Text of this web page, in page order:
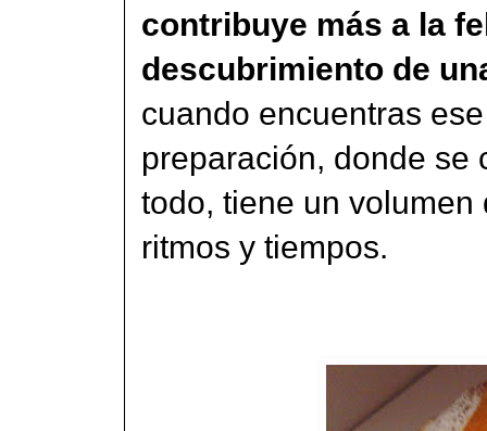
contribuye más a la
descubrimiento de
cuando encuentras
preparación, donde se
todo, tiene un
ritmos y tiempos.